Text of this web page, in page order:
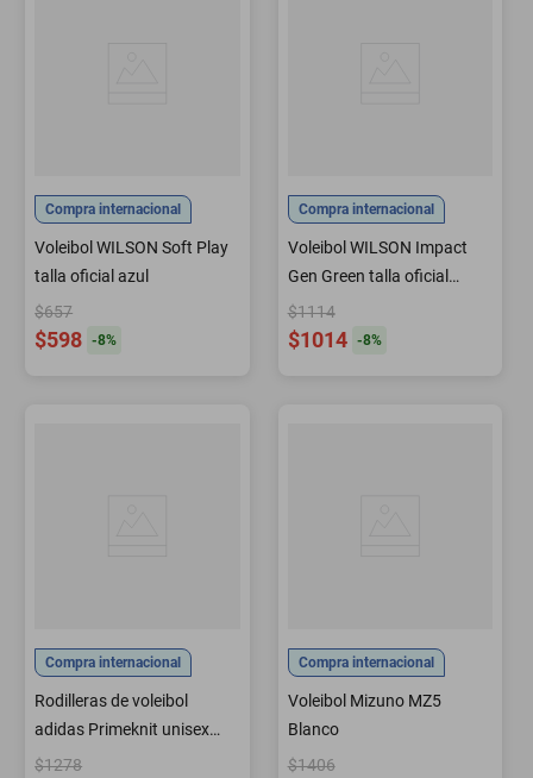
Compra internacional
Voleibol WILSON Soft Play
talla oficial azul
$657
$598 -8%
Compra internacional
Voleibol WILSON Impact
Gen Green talla oficial
azul/amarillo
$1114
$1014 -8%
Compra internacional
Rodilleras de voleibol
adidas Primeknit unisex
para adultos blanco/negro
$1278
Compra internacional
Voleibol Mizuno MZ5
Blanco
$1406